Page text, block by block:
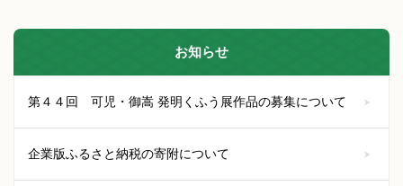
お知らせ
第４４回 可児・御嵩 発明くふう展作品の募集について
企業版ふるさと納税の寄附について